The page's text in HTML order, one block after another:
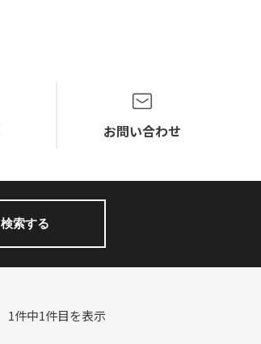
お問い合わせ
検索する
1件中1件目を表示